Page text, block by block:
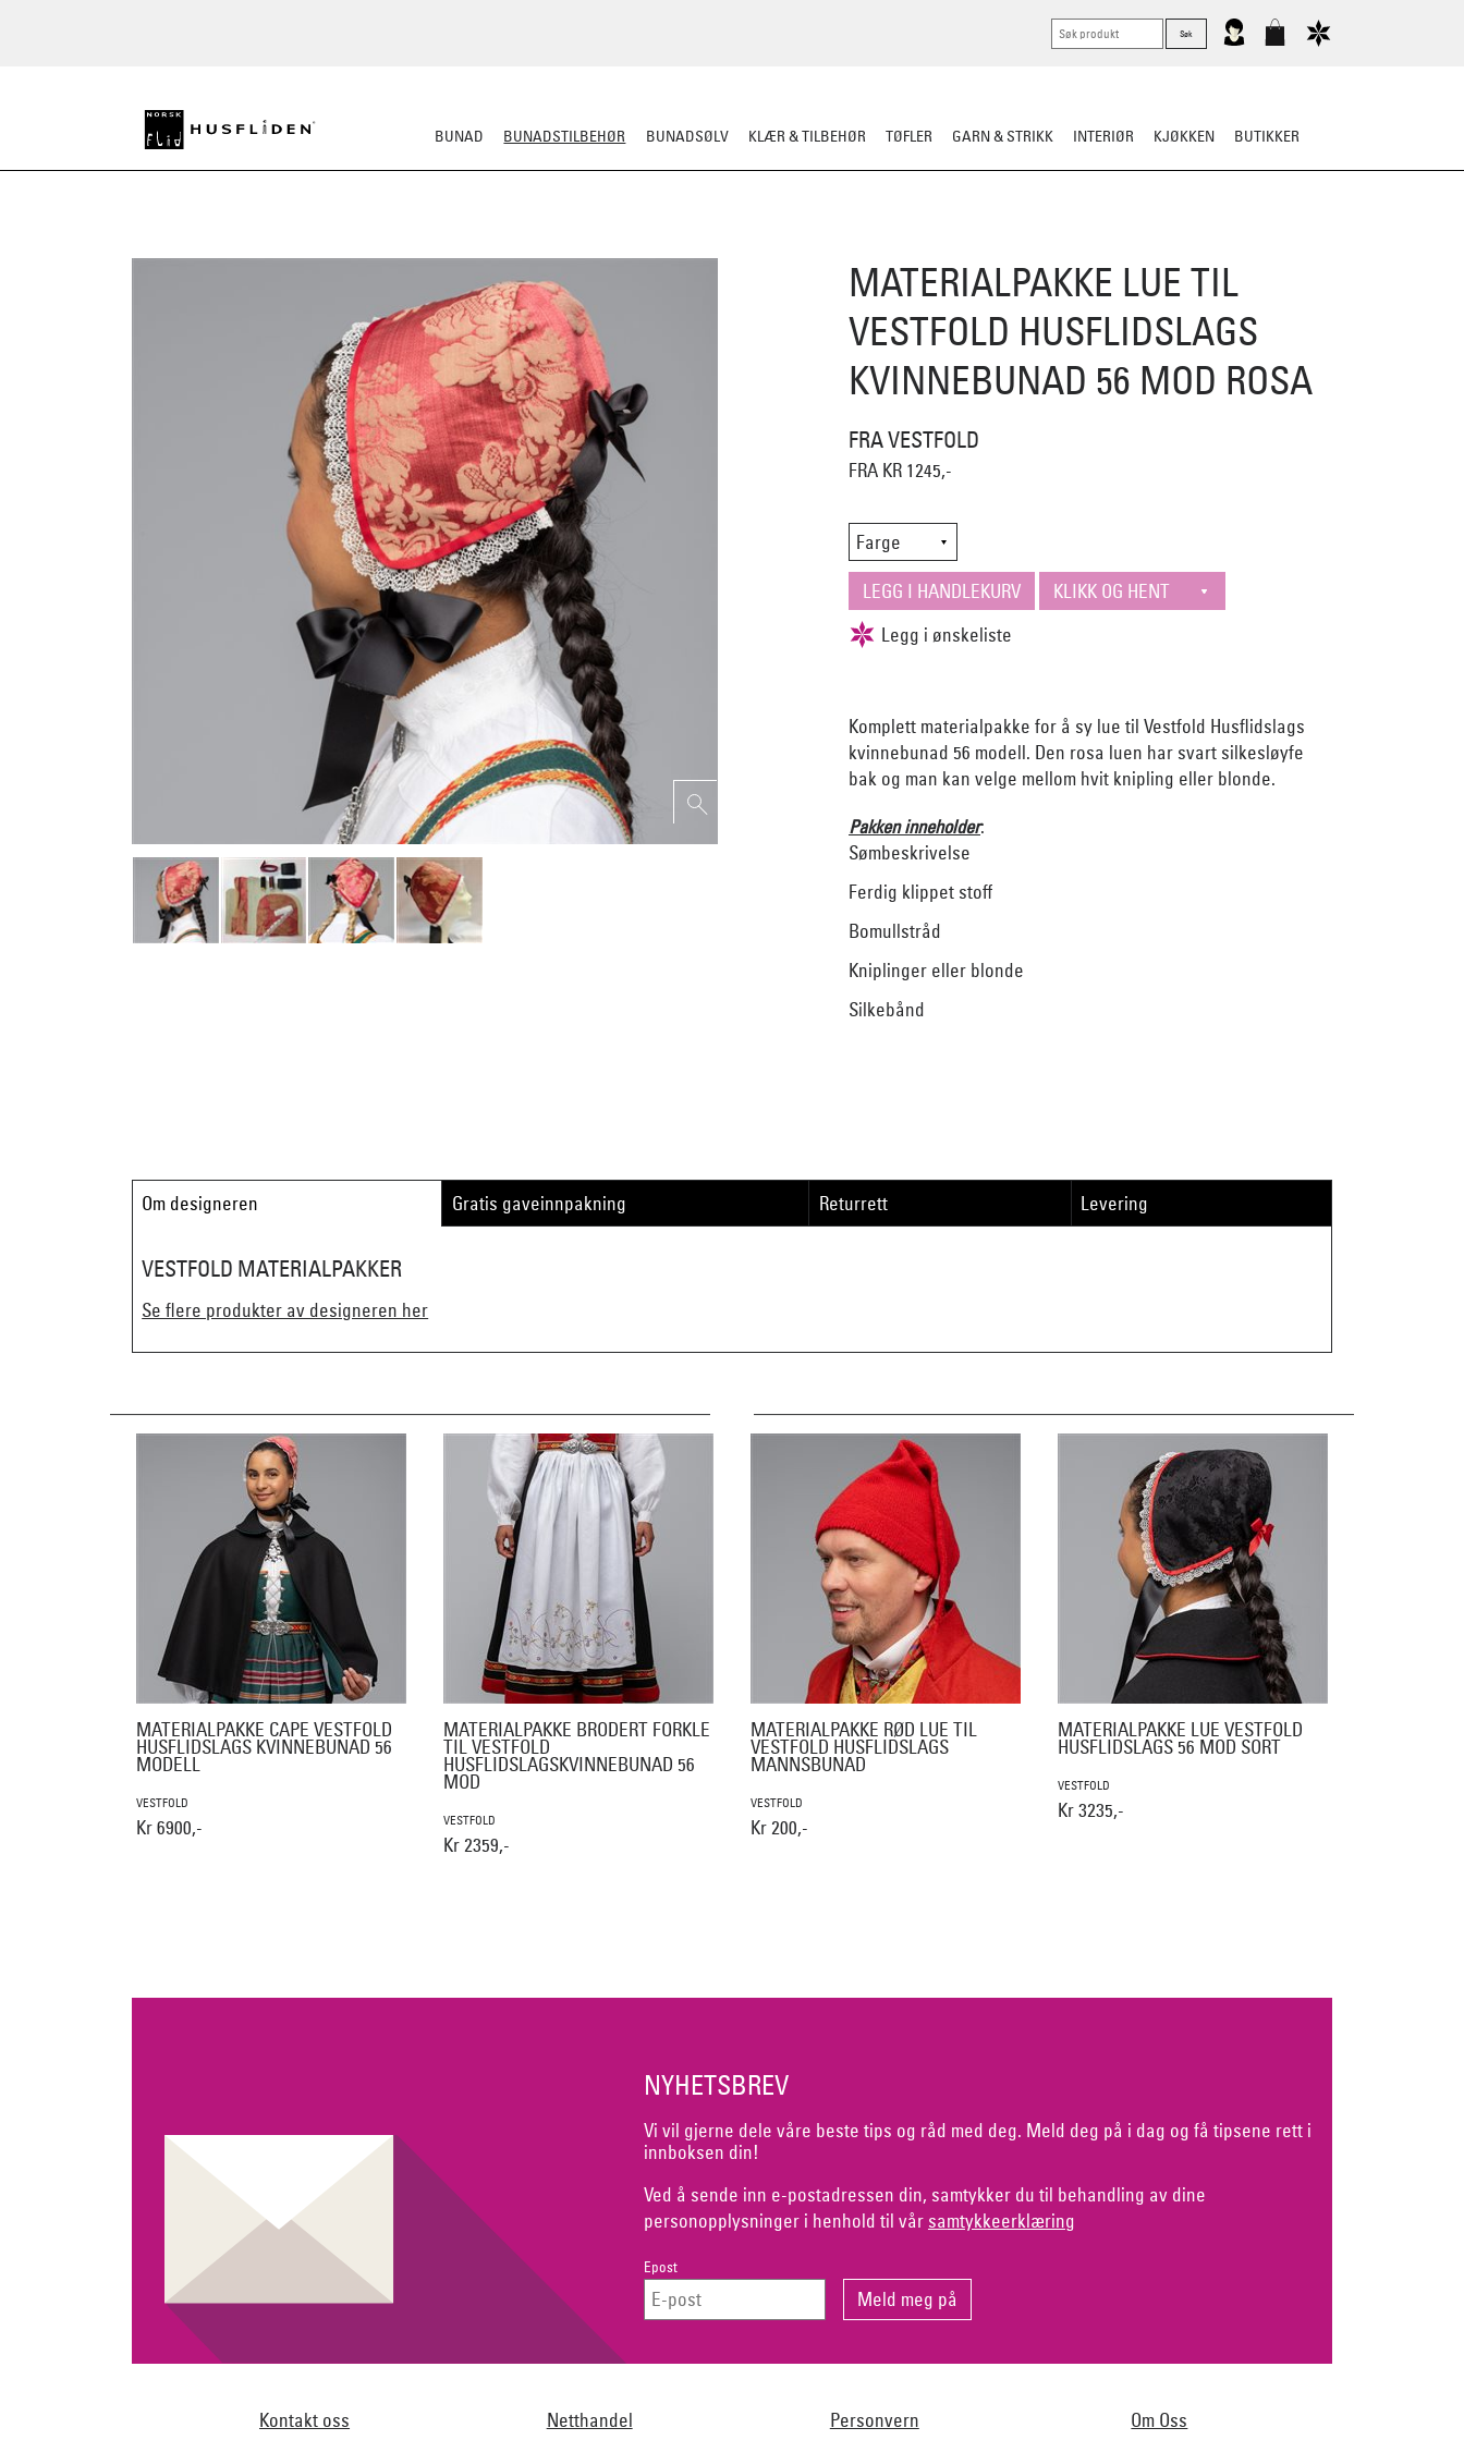
BUNAD BUNADSTILBEHØR BUNADSØLV KLÆR & TILBEHØR TØFLER GARN & STRIKK INTERIØR KJØKKEN BUTIKKER
MATERIALPAKKE LUE TIL
VESTFOLD HUSFLIDSLAGS
KVINNEBUNAD 56 MOD ROSA
FRA VESTFOLD
FRA KR 1245,-
Komplett materialpakke for å sy lue til Vestfold Husflidslags
kvinnebunad 56 modell. Den rosa luen har svart silkesløyfe
bak og man kan velge mellom hvit knipling eller blonde.
Pakken inneholder:
Sømbeskrivelse
Ferdig klippet stoff
Bomullstråd
Kniplinger eller blonde
Silkebånd
Om designeren Gratis gaveinnpakning Returrett Levering
VESTFOLD MATERIALPAKKER
Se flere produkter av designeren her
MATERIALPAKKE CAPE VESTFOLD
HUSFLIDSLAGS KVINNEBUNAD 56
MODELL
VESTFOLD
Kr 6900,-
MATERIALPAKKE BRODERT FORKLE
TIL VESTFOLD
HUSFLIDSLAGSKVINNEBUNAD 56
MOD
VESTFOLD
Kr 2359,-
MATERIALPAKKE RØD LUE TIL
VESTFOLD HUSFLIDSLAGS
MANNSBUNAD
VESTFOLD
Kr 200,-
MATERIALPAKKE LUE VESTFOLD
HUSFLIDSLAGS 56 MOD SORT
VESTFOLD
Kr 3235,-
NYHETSBREV
Vi vil gjerne dele våre beste tips og råd med deg. Meld deg på i dag og få tipsene rett i
innboksen din!
Ved å sende inn e-postadressen din, samtykker du til behandling av dine
personopplysninger i henhold til vår samtykkeerklæring
Epost
Kontakt oss Netthandel Personvern Om Oss